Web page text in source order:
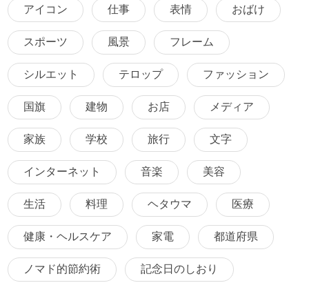
アイコン 仕事 表情 おばけ
スポーツ 風景 フレーム
シルエット テロップ ファッション
国旗 建物 お店 メディア
家族 学校 旅行 文字
インターネット 音楽 美容
生活 料理 ヘタウマ 医療
健康・ヘルスケア 家電 都道府県
ノマド的節約術 記念日のしおり